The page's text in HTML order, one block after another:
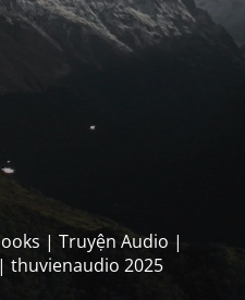
| Truyện Audio |
2025